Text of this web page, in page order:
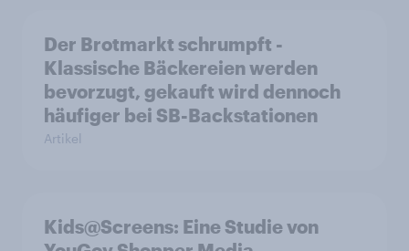
Der Brotmarkt schrumpft -
Klassische Bäckereien werden
bevorzugt, gekauft wird dennoch
häufiger bei SB-Backstationen
Artikel
Kids@Screens: Eine Studie von